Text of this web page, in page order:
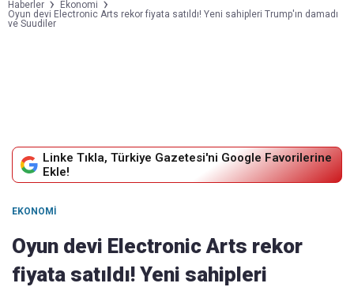
Haberler
Ekonomi
Oyun devi Electronic Arts rekor fiyata satıldı! Yeni sahipleri Trump'ın damadı
ve Suudiler
Linke Tıkla, Türkiye Gazetesi'ni Google Favorilerine
Ekle!
EKONOMI
Oyun devi Electronic Arts rekor
fiyata satıldı! Yeni sahipleri